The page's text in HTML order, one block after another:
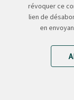
révoquer ce
lien de
en